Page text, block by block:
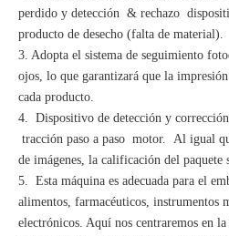
perdido y detección & rechazo
producto de desecho (falta de material).
3. Adopta el sistema de seguimiento
ojos, lo que garantizará que la
cada producto.
4. Dispositivo de detección y
tracción paso a paso motor. Al igual
de imágenes, la calificación del paquete
5. Esta máquina es adecuada para el
alimentos, farmacéuticos, instrumentos
electrónicos. Aquí nos centraremos en